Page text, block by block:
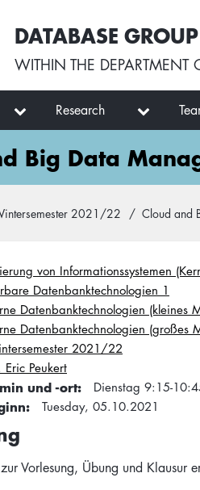
DATABASE
WITHIN THE DEPARTMENT
Research
Big Data
2021/22 Cloud and
von Informationssystemen
Datenbanktechnologien 1
Datenbanktechnologien (kleines
Datenbanktechnologien (großes
2021/22
Eric Peukert
und -ort Dienstag 9:15-
Tuesday, 05.10.2021
Vorlesung, Übung und Klausur